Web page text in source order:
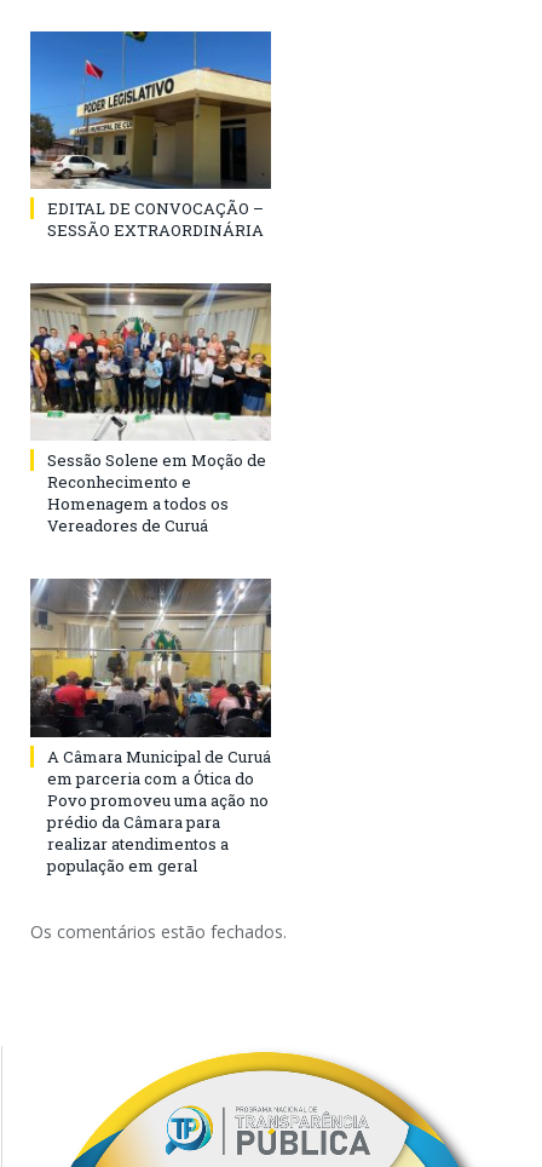
EDITAL DE CONVOCAÇÃO –
SESSÃO EXTRAORDINÁRIA
Sessão Solene em Moção de
Reconhecimento e
Homenagem a todos os
Vereadores de Curuá
A Câmara Municipal de Curuá
em parceria com a Ótica do
Povo promoveu uma ação no
prédio da Câmara para
realizar atendimentos a
população em geral
Os comentários estão fechados.